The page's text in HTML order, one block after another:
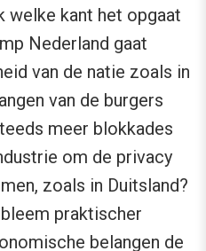
welke kant het opgaat
Nederland gaat
van de natie zoals in
van de burgers
meer blokkades
om de privacy
zoals in Duitsland?
praktischer
belangen de